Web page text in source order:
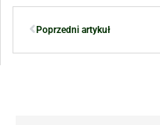
Poprzedni artykuł